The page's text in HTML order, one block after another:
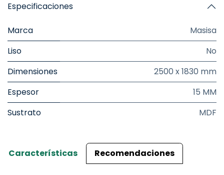
Especificaciones
Marca
Masisa
Liso
No
Dimensiones
2500 x 1830 mm
Espesor
15 MM
Sustrato
MDF
Características Recomendaciones